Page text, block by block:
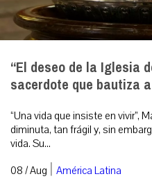
“El deseo de la Iglesia
sacerdote que bautiza
“Una vida que insiste en vivir”,
diminuta, tan frágil y, sin
vida. Su...
08 / Aug | América Latina